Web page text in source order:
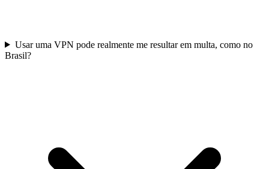
Usar uma VPN pode realmente me resultar em multa, como no
Brasil?